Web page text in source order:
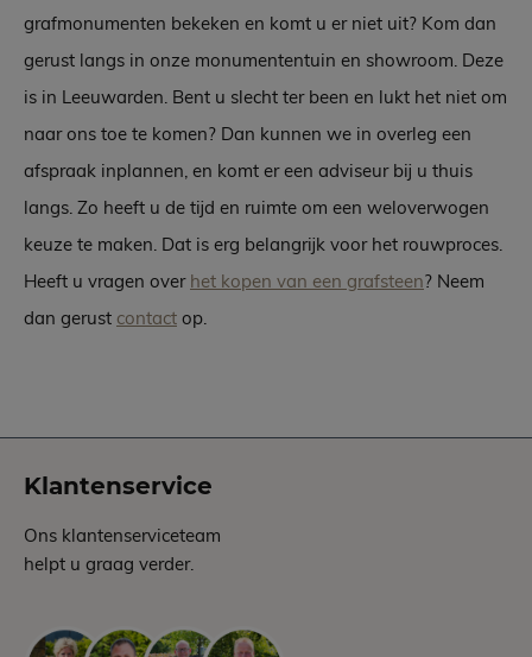
grafmonumenten bekeken en komt u er niet uit? Kom dan
gerust langs in onze monumententuin en showroom. Deze
is in Leeuwarden. Bent u slecht ter been en lukt het niet om
naar ons toe te komen? Dan kunnen we in overleg een
afspraak inplannen, en komt er een adviseur bij u thuis
langs. Zo heeft u de tijd en ruimte om een weloverwogen
keuze te maken. Dat is erg belangrijk voor het rouwproces.
Heeft u vragen over het kopen van een grafsteen? Neem
dan gerust contact op.
Klantenservice
Ons klantenserviceteam
helpt u graag verder.